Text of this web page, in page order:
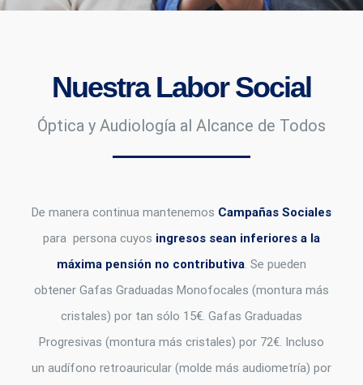
Nuestra Labor Social
Óptica y Audiología al Alcance de Todos
De manera continua mantenemos Campañas Sociales
para persona cuyos ingresos sean inferiores a la
máxima pensión no contributiva. Se pueden
obtener Gafas Graduadas Monofocales (montura más
cristales) por tan sólo 15€. Gafas Graduadas
Progresivas (montura más cristales) por 72€. Incluso
un audífono retroauricular (molde más audiometría) por